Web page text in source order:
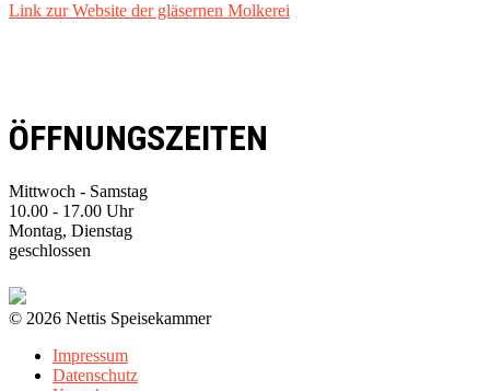
Link zur Website der gläsernen Molkerei
ÖFFNUNGSZEITEN
Mittwoch - Samstag
10.00 - 17.00 Uhr
Montag, Dienstag
geschlossen
© 2026 Nettis Speisekammer
Impressum
Datenschutz